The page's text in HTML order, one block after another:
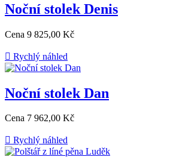
Noční stolek Denis
Cena 9 825,00 Kč
 Rychlý náhled
Noční stolek Dan
Cena 7 962,00 Kč
 Rychlý náhled